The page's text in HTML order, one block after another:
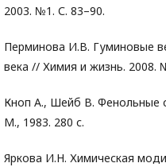
2003. №1. С. 83–90.
Перминова И.В. Гуминовые
века // Химия и жизнь. 2008.
Кноп А., Шейб В. Фенольные
М., 1983. 280 с.
Яркова И.Н. Химическая